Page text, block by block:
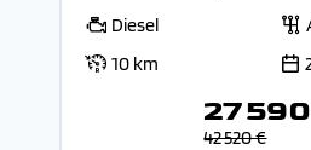
Diesel
10 km
27
42 520 €